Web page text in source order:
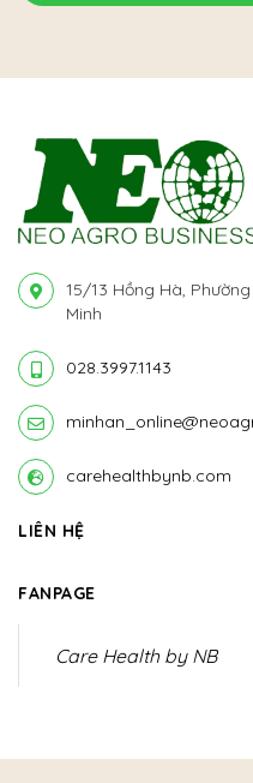
15/13 Hồng Hà,
Minh
028.3997.1143
carehealthbynb.com
LIÊN HỆ
FANPAGE
Care Health by NB